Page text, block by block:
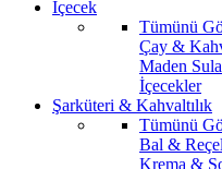
İçecek
Tümünü
Çay &
Maden
İçecekler
Şarküteri & Kahvaltılık
Tümünü
Bal & Reçel
Krema &